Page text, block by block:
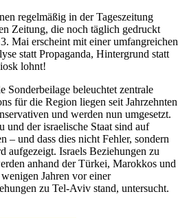
regelmäßig in der Tageszeitung
Zeitung, die noch täglich gedruckt
Mai erscheint mit einer umfangreichen
statt Propaganda, Hintergrund statt
lohnt!
Sonderbeilage beleuchtet zentrale
für die Region liegen seit Jahrzehnten
und werden nun umgesetzt.
und der israelische Staat sind auf
– und dass dies nicht Fehler, sondern
aufgezeigt. Israels Beziehungen zu
anhand der Türkei, Marokkos und
Jahren vor einer
zu Tel-Aviv stand, untersucht.